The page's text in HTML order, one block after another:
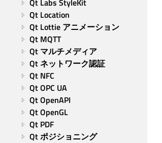
Qt Labs StyleKit
Qt Location
Qt Lottie アニメーション
Qt MQTT
Qt マルチメディア
Qt ネットワーク認証
Qt NFC
Qt OPC UA
Qt OpenAPI
Qt OpenGL
Qt PDF
Qt ポジショニング